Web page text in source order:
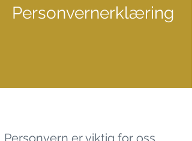
Personvernerklæring
Personvern er viktig for oss.